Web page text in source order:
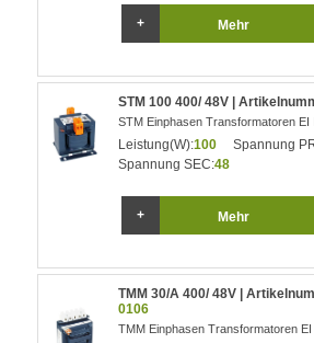
Mehr
STM 100 400/ 48V |
STM Einphasen Transformatoren EI
Leistung(W):100 Spannung
Spannung SEC:48
Mehr
TMM 30/A 400/ 48V |
0106
TMM Einphasen Transformatoren EI